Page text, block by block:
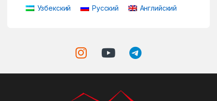
Узбекский Русский Английский